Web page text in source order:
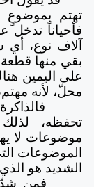
تهتم بموضوعٍ
فأحياناً تدخل
آلاف نوع،
بقي منها
على اليمين
محلّ، لأنه
فالذاكرة
تحفظه،
موضوعات لا
الموضوعات
الشديد هو
فمن شدّة